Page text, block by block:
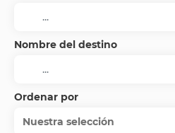
Nombre del destino
Ordenar por
Nuestra selección